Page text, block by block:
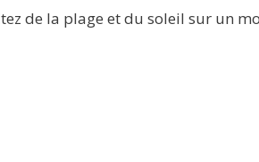
de la plage et du soleil sur